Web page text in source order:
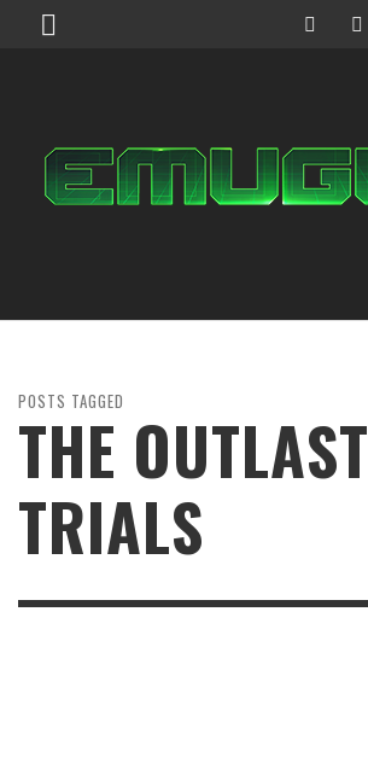
POSTS TAGGED
THE OUTLAST
TRIALS